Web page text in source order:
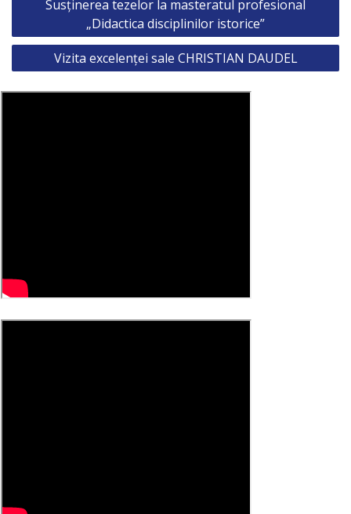
navigation
Susținerea tezelor la masteratul profesional
„Didactica disciplinilor istorice”
Vizita excelenței sale CHRISTIAN DAUDEL